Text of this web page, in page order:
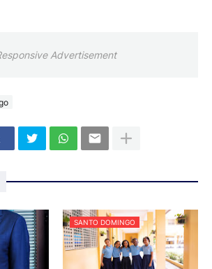
Advertisement
SANTO DOMINGO